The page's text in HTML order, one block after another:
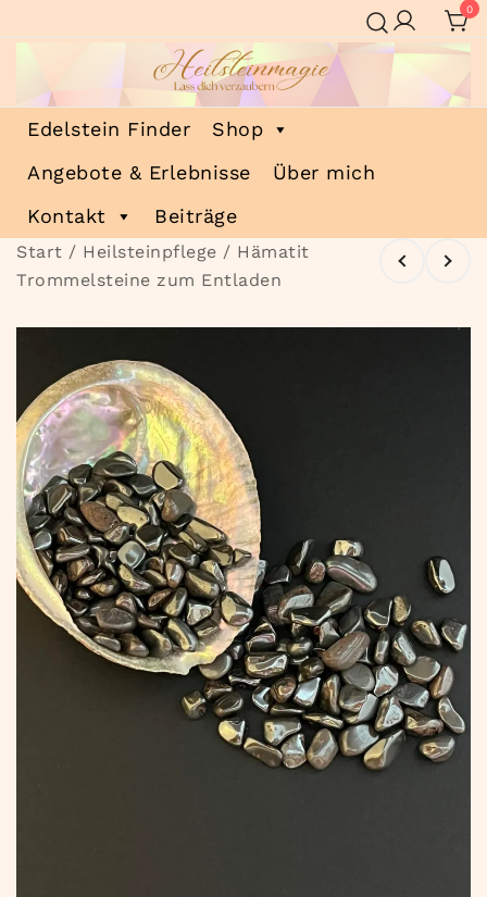
Inhalt
0
Heilsteinmagie
Lass dich verzaubern
Edelstein Finder
Shop
Angebote & Erlebnisse
Über mich
Kontakt
Beiträge
Start / Heilsteinpflege / Hämatit
Trommelsteine zum Entladen